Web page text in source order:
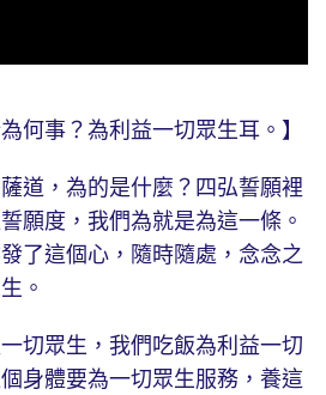
事？為利益一切眾生耳。】
，為的是什麼？四弘誓願裡
願度，我們為就是為這一條。
了這個心，隨時隨處，念念之
。
眾生，我們吃飯為利益一切
身體要為一切眾生服務，養這